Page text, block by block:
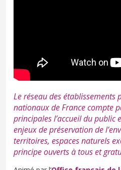
Le réseau des établissements
nationaux de Francecompte
principales l’accueil du public
enjeux de préservation de
territoires, espaces naturels
principe ouverts à tous et